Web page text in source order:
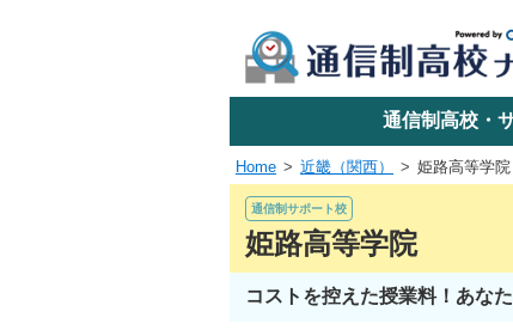
学校名で探す
通信制高校・
Home 近畿（関西） 姫路高等学院
通信制サポート校
姫路高等学院
コストを控えた授業料！あな